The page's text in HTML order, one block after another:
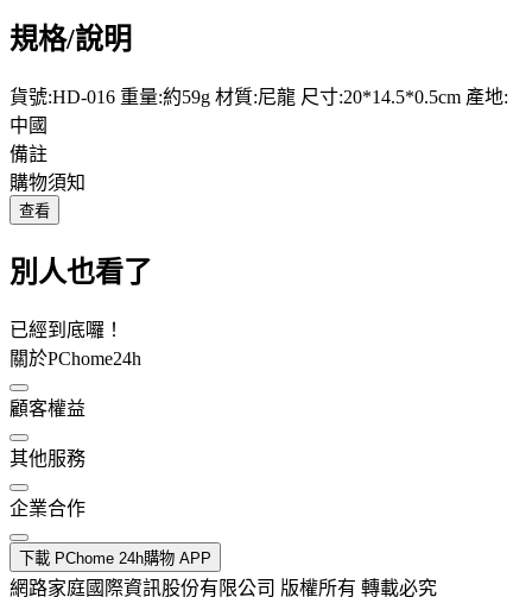
規格/說明
貨號:HD-016 重量:約59g 材質:尼龍 尺寸:20*14.5*0.5cm 產地:
中國
備註
購物須知
查看
別人也看了
已經到底囉！
關於PChome24h
顧客權益
其他服務
企業合作
下載 PChome 24h購物 APP
網路家庭國際資訊股份有限公司 版權所有 轉載必究